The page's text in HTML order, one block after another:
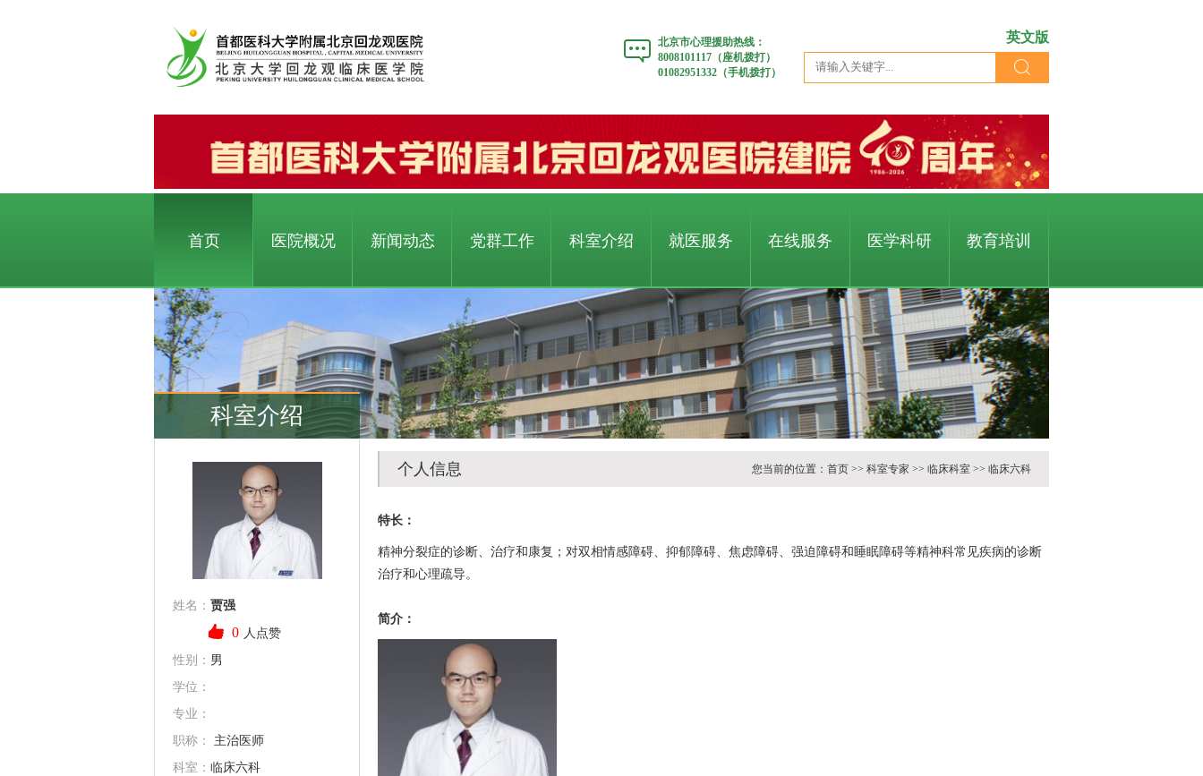
北京市心理援助热线：
8008101117（座机拨打）
01082951332（手机拨打）
英文版
首页 医院概况 新闻动态 党群工作 科室介绍 就医服务 在线服务 医学科研 教育培训
科室介绍
姓名： 贾强
0 人点赞
性别： 男
学位：
专业：
职称：
主治医师
科室： 临床六科
个人信息 您当前的位置： 首页 >> 科室专家 >> 临床科室 >> 临床六科
特长：
精神分裂症的诊断、治疗和康复；对双相情感障碍、抑郁障碍、焦虑障碍、强迫障碍和睡眠障碍等精神科常见疾病的诊断
治疗和心理疏导。
简介：